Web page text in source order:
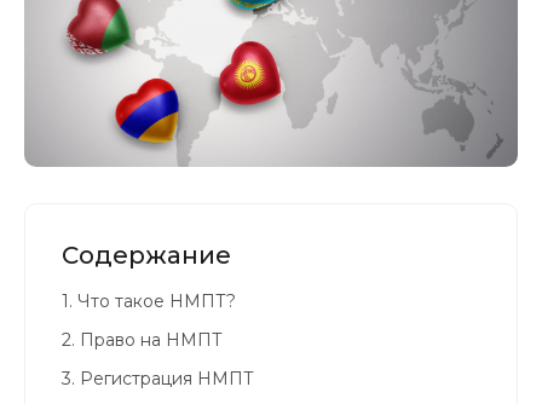
Содержание
1. Что такое НМПТ?
2. Право на НМПТ
3. Регистрация НМПТ